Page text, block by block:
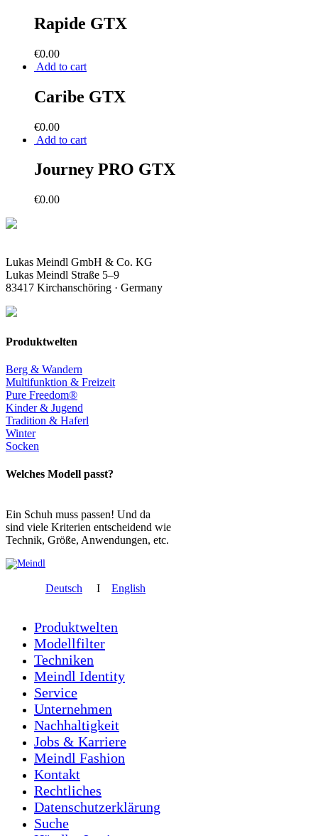
Rapide GTX
€0.00
Add to cart
Caribe GTX
€0.00
Add to cart
Journey PRO GTX
€0.00
Lukas Meindl GmbH & Co. KG
Lukas Meindl Straße 5–9
83417 Kirchanschöring · Germany
Produktwelten
Berg & Wandern
Multifunktion & Freizeit
Pure Freedom®
Kinder & Jugend
Tradition & Haferl
Winter
Socken
Welches Modell passt?
Ein Schuh muss passen! Und da
sind viele Kriterien entscheidend wie
Technik, Größe, Anwendungen, etc.
Deutsch I English
Produktwelten
Modellfilter
Techniken
Meindl Identity
Service
Unternehmen
Nachhaltigkeit
Jobs & Karriere
Meindl Fashion
Kontakt
Rechtliches
Datenschutzerklärung
Suche